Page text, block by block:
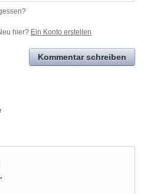
hier? Ein Konto erstellen
Kommentar schreiben